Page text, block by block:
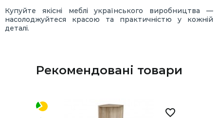
Купуйте якісні меблі українського виробництва —
насолоджуйтеся красою та практичністю у кожній
деталі.
Рекомендовані товари